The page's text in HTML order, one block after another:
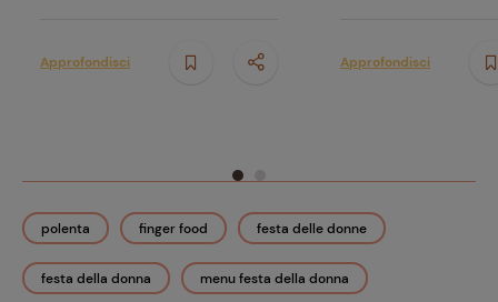
polenta finger food festa delle donne
festa della donna menu festa della donna
Approfondisci Approfondisci